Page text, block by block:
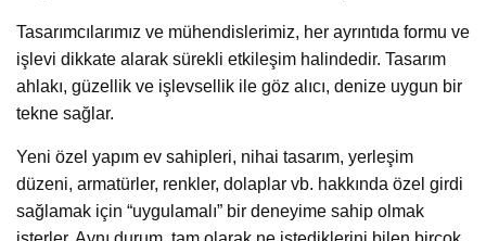
Tasarımcılarımız ve mühendislerimiz, her ayrıntıda formu ve
işlevi dikkate alarak sürekli etkileşim halindedir. Tasarım
ahlakı, güzellik ve işlevsellik ile göz alıcı, denize uygun bir
tekne sağlar.
Yeni özel yapım ev sahipleri, nihai tasarım, yerleşim
düzeni, armatürler, renkler, dolaplar vb. hakkında özel girdi
sağlamak için “uygulamalı” bir deneyime sahip olmak